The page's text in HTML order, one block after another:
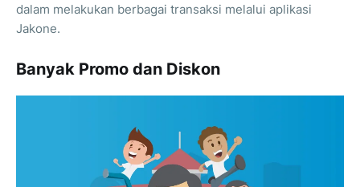
dalam melakukan berbagai transaksi melalui aplikasi
Jakone.
Banyak Promo dan Diskon